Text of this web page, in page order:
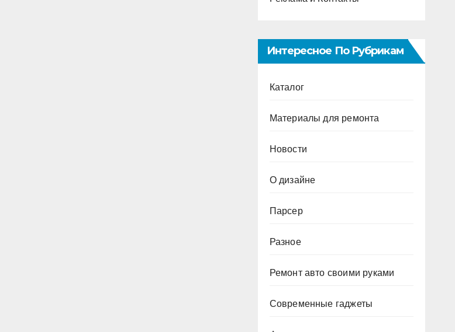
Интересное По Рубрикам
Каталог
Материалы для ремонта
Новости
О дизайне
Парсер
Разное
Ремонт авто своими руками
Современные гаджеты